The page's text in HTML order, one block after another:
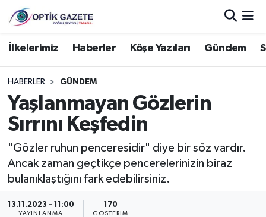
İlkelerimiz Haberler Köşe Yazıları Gündem
HABERLER GÜNDEM
Yaşlanmayan Gözlerin
Sırrını Keşfedin
"Gözler ruhun penceresidir" diye bir söz vardır.
Ancak zaman geçtikçe pencerelerinizin biraz
bulanıklaştığını fark edebilirsiniz.
13.11.2023 - 11:00
YAYINLANMA
170
GÖSTERIM
Nöbetçi Eczaneler
Hava Durumu
İstanbul Namaz Vakitleri
Trafik Durumu
Süper Lig Puan Durumu ve Fikstür